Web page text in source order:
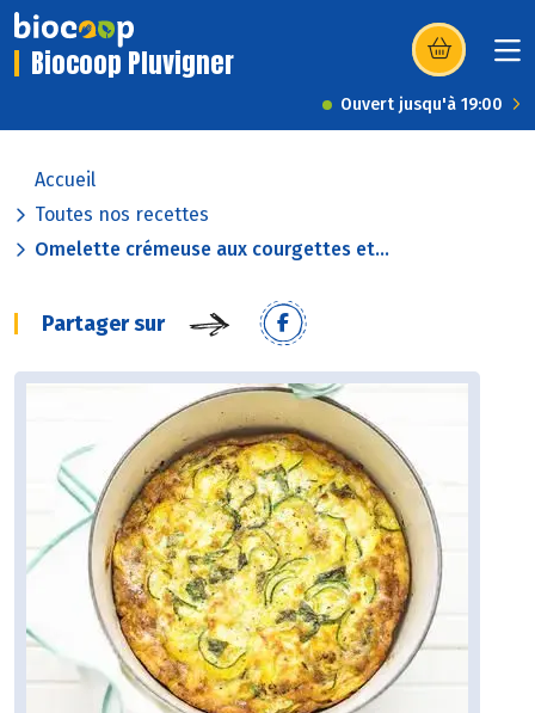
Biocoop Pluvigner (s’ouvre dans
Ouvert jusqu'à 19:00
Accueil
Toutes nos recettes
Omelette crémeuse aux courgettes et...
Partager sur